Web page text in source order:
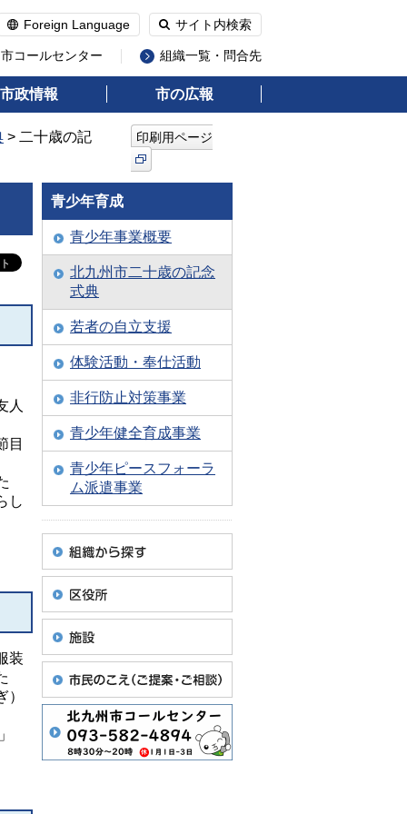
Foreign Language サイト内検索
コールセンター 組織一覧・問合先
市政情報 市の広報
> 二十歳の記
印刷用ページ
人
目
し
装
青少年育成
青少年事業概要
北九州市二十歳の記念
式典
若者の自立支援
体験活動・奉仕活動
非行防止対策事業
青少年健全育成事業
青少年ピースフォーラ
ム派遣事業